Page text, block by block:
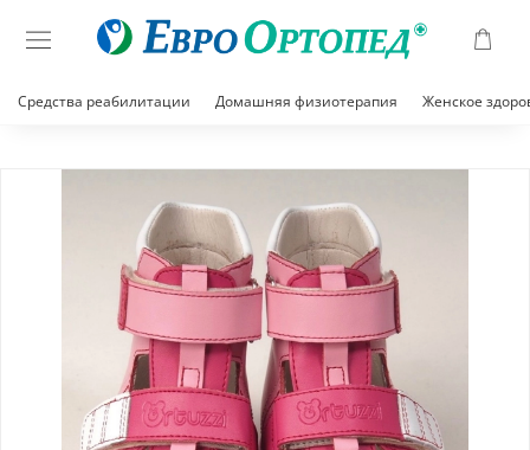
Средства реабилитации Домашняя физиотерапия Женское